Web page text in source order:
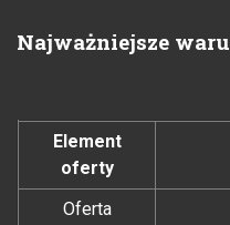
Najważniejsze
Element
oferty
Oferta